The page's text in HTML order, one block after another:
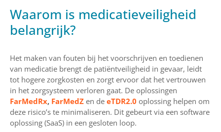
Waarom is medicatieveiligheid
belangrijk?
Het maken van fouten bij het voorschrijven en toedienen
van medicatie brengt de patiëntveiligheid in gevaar, leidt
tot hogere zorgkosten en zorgt ervoor dat het vertrouwen
in het zorgsysteem verloren gaat. De oplossingen
FarMedRx, FarMedZ en de eTDR2.0 oplossing helpen om
deze risico’s te minimaliseren. Dit gebeurt via een software
oplossing (SaaS) in een gesloten loop.